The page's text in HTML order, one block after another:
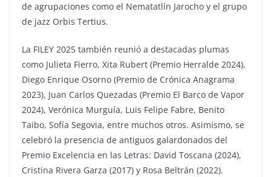
de agrupaciones como el Nematatlín Jarocho y el grupo
de jazz Orbis Tertius.
La FILEY 2025 también reunió a destacadas plumas
como Julieta Fierro, Xita Rubert (Premio Herralde 2024),
Diego Enrique Osorno (Premio de Crónica Anagrama
2023), Juan Carlos Quezadas (Premio El Barco de Vapor
2024), Verónica Murguía, Luis Felipe Fabre, Benito
Taibo, Sofía Segovia, entre muchos otros. Asimismo, se
celebró la presencia de antiguos galardonados del
Premio Excelencia en las Letras: David Toscana (2024),
Cristina Rivera Garza (2017) y Rosa Beltrán (2022).